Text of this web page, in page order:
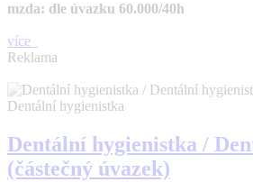
mzda: dle úvazku 60.000/40h
více
Reklama
Dentální hygienistka
Dentální hygienistka /
(částečný úvazek)